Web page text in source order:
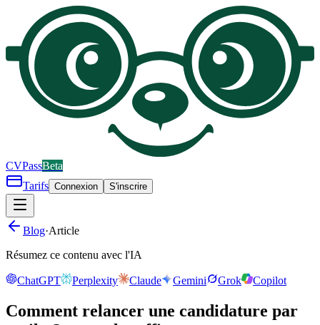
CVPassBeta
Tarifs Connexion S'inscrire
Blog·Article
Résumez ce contenu avec l'IA
ChatGPT Perplexity Claude Gemini Grok Copilot
Comment relancer une candidature par